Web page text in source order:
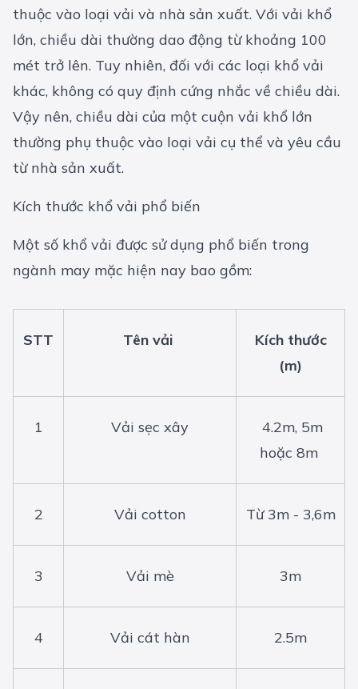
thuộc vào loại vải và nhà sản xuất. Với vải khổ
lớn, chiều dài thường dao động từ khoảng 100
mét trở lên. Tuy nhiên, đối với các loại khổ vải
khác, không có quy định cứng nhắc về chiều dài.
Vậy nên, chiều dài của một cuộn vải khổ lớn
thường phụ thuộc vào loại vải cụ thể và yêu cầu
từ nhà sản xuất.
Kích thước khổ vải phổ biến
Một số khổ vải được sử dụng phổ biến trong
ngành may mặc hiện nay bao gồm:
STT Tên vải
Kích thước
(m)
1 Vải sẹc xây
4.2m, 5m
hoặc 8m
2 Vải cotton Từ 3m - 3,6m
3 Vải mè 3m
4 Vải cát hàn 2.5m